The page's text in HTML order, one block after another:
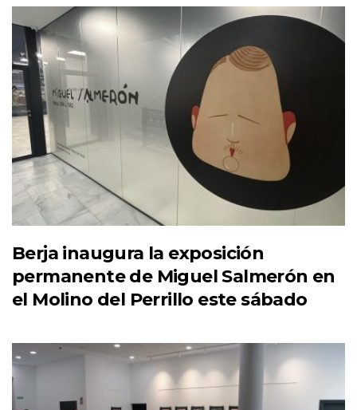
Berja inaugura la exposición
permanente de Miguel Salmerón en
el Molino del Perrillo este sábado